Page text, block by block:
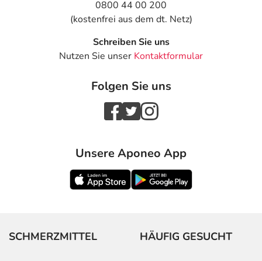
0800 44 00 200
(kostenfrei aus dem dt. Netz)
Schreiben Sie uns
Nutzen Sie unser Kontaktformular
Folgen Sie uns
Unsere Aponeo App
SCHMERZMITTEL HÄUFIG GESUCHT